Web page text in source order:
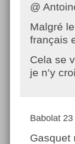
@
Malgré
français
Cela se
je n’y
Babolat
Gasquet